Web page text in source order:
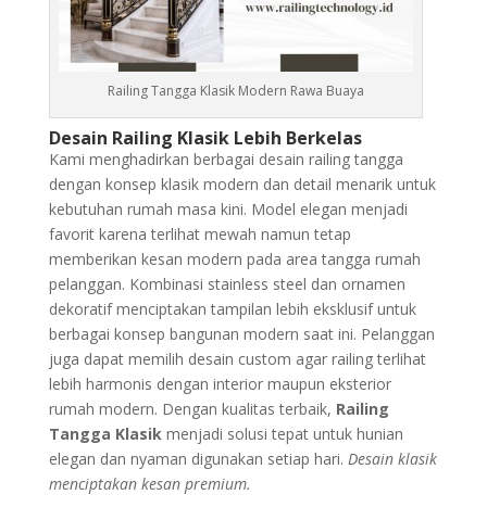
Railing Tangga Klasik Modern Rawa Buaya
Desain Railing Klasik Lebih Berkelas
Kami menghadirkan berbagai desain railing tangga
dengan konsep klasik modern dan detail menarik untuk
kebutuhan rumah masa kini. Model elegan menjadi
favorit karena terlihat mewah namun tetap
memberikan kesan modern pada area tangga rumah
pelanggan. Kombinasi stainless steel dan ornamen
dekoratif menciptakan tampilan lebih eksklusif untuk
berbagai konsep bangunan modern saat ini. Pelanggan
juga dapat memilih desain custom agar railing terlihat
lebih harmonis dengan interior maupun eksterior
rumah modern. Dengan kualitas terbaik, Railing
Tangga Klasikmenjadi solusi tepat untuk hunian
elegan dan nyaman digunakan setiap hari. Desain klasik
menciptakan kesan premium.